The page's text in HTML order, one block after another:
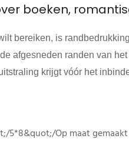
boeken,
bereiken, is
afgesneden randen van
krijgt vóór het
5*8&quot;/Op maat gemaakt